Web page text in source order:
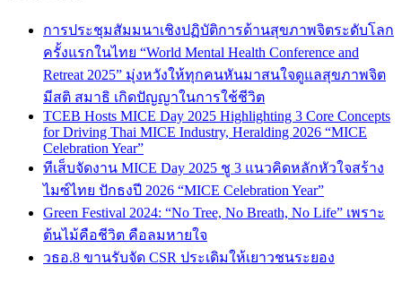
การประชุมสัมมนาเชิงปฏิบัติการด้านสุขภาพจิตระดับโลก
ครั้งแรกในไทย “World Mental Health Conference and
Retreat 2025” มุ่งหวังให้ทุกคนหันมาสนใจดูแลสุขภาพจิต
มีสติ สมาธิ เกิดปัญญาในการใช้ชีวิต
TCEB Hosts MICE Day 2025 Highlighting 3 Core Concepts
for Driving Thai MICE Industry, Heralding 2026 “MICE
Celebration Year”
ทีเส็บจัดงาน MICE Day 2025 ชู 3 แนวคิดหลักหัวใจสร้าง
ไมซ์ไทย ปักธงปี 2026 “MICE Celebration Year”
Green Festival 2024: “No Tree, No Breath, No Life” เพราะ
ต้นไม้คือชีวิต คือลมหายใจ
วธอ.8 ขานรับจัด CSR ประเดิมให้เยาวชนระยอง